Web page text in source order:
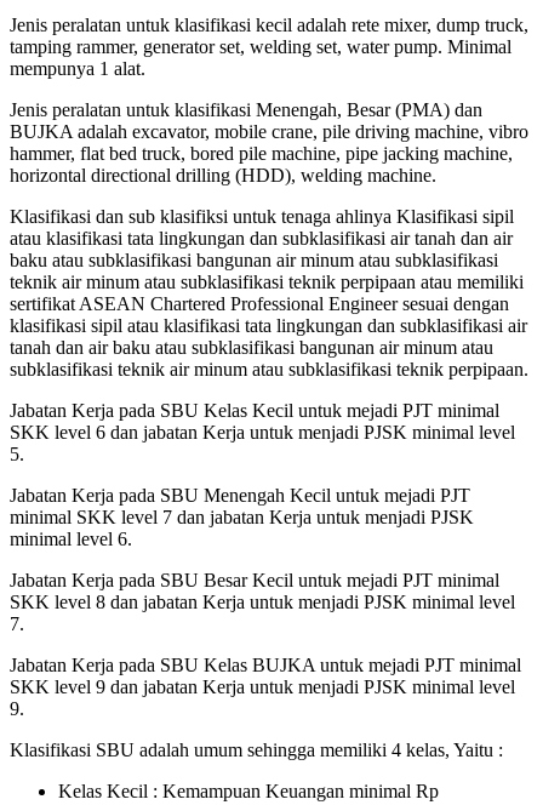
Jenis peralatan untuk klasifikasi kecil adalah rete mixer, dump truck,
tamping rammer, generator set, welding set, water pump. Minimal
mempunya 1 alat.
Jenis peralatan untuk klasifikasi Menengah, Besar (PMA) dan
BUJKA adalah excavator, mobile crane, pile driving machine, vibro
hammer, flat bed truck, bored pile machine, pipe jacking machine,
horizontal directional drilling (HDD), welding machine.
Klasifikasi dan sub klasifiksi untuk tenaga ahlinya Klasifikasi sipil
atau klasifikasi tata lingkungan dan subklasifikasi air tanah dan air
baku atau subklasifikasi bangunan air minum atau subklasifikasi
teknik air minum atau subklasifikasi teknik perpipaan atau memiliki
sertifikat ASEAN Chartered Professional Engineer sesuai dengan
klasifikasi sipil atau klasifikasi tata lingkungan dan subklasifikasi air
tanah dan air baku atau subklasifikasi bangunan air minum atau
subklasifikasi teknik air minum atau subklasifikasi teknik perpipaan.
Jabatan Kerja pada SBU Kelas Kecil untuk mejadi PJT minimal
SKK level 6 dan jabatan Kerja untuk menjadi PJSK minimal level
5.
Jabatan Kerja pada SBU Menengah Kecil untuk mejadi PJT
minimal SKK level 7 dan jabatan Kerja untuk menjadi PJSK
minimal level 6.
Jabatan Kerja pada SBU Besar Kecil untuk mejadi PJT minimal
SKK level 8 dan jabatan Kerja untuk menjadi PJSK minimal level
7.
Jabatan Kerja pada SBU Kelas BUJKA untuk mejadi PJT minimal
SKK level 9 dan jabatan Kerja untuk menjadi PJSK minimal level
9.
Klasifikasi SBU adalah umum sehingga memiliki 4 kelas, Yaitu :
Kelas Kecil : Kemampuan Keuangan minimal Rp